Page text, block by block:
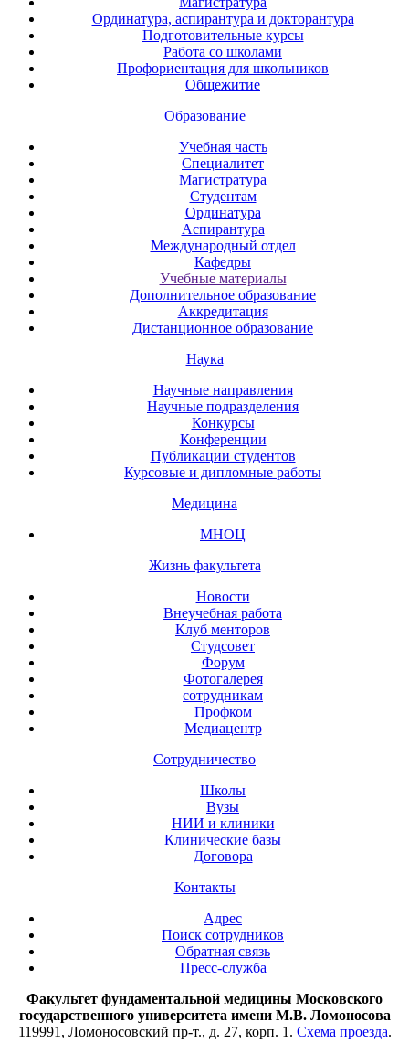
Ординатура, аспирантура и докторантура
Подготовительные курсы
Работа со школами
Профориентация для школьников
Общежитие
Образование
Учебная часть
Специалитет
Магистратура
Студентам
Ординатура
Аспирантура
Международный отдел
Кафедры
Учебные материалы
Дополнительное образование
Аккредитация
Дистанционное образование
Наука
Научные направления
Научные подразделения
Конкурсы
Конференции
Публикации студентов
Курсовые и дипломные работы
Медицина
МНОЦ
Жизнь факультета
Новости
Внеучебная работа
Клуб менторов
Студсовет
Форум
Фотогалерея
сотрудникам
Профком
Медиацентр
Сотрудничество
Школы
Вузы
НИИ и клиники
Клинические базы
Договора
Контакты
Адрес
Поиск сотрудников
Обратная связь
Пресс-служба
Факультет фундаментальной медицины Московского
государственного университета имени М.В. Ломоносова
119991, Ломоносовский пр-т., д. 27, корп. 1. Схема проезда.